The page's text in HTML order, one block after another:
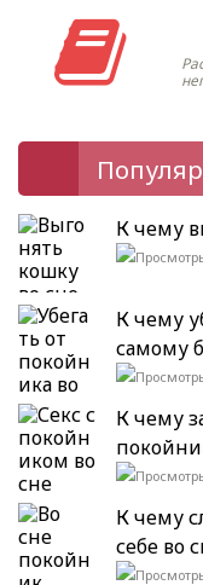
К чему
К чему
самому
К чему
К чему
себе во